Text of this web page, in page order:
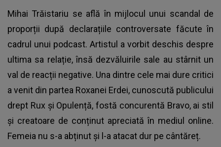
Mihai Trăistariu se află în mijlocul unui scandal de
proporții după declarațiile controversate făcute în
cadrul unui podcast. Artistul a vorbit deschis despre
ultima sa relație, însă dezvăluirile sale au stârnit un
val de reacții negative. Una dintre cele mai dure critici
a venit din partea Roxanei Erdei, cunoscută publicului
drept Rux și Opulență, fostă concurentă Bravo, ai stil
și creatoare de conținut apreciată în mediul online.
Femeia nu s-a abținut și l-a atacat dur pe cântăreț.